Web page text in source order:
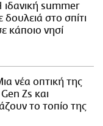
summer
δουλειά στο σπίτι
κάποιο νησί
νέα οπτική της
Zs και
το τοπίο της